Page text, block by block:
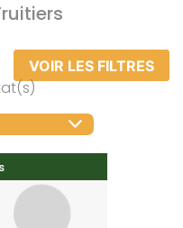
VOIR LES FILTRES